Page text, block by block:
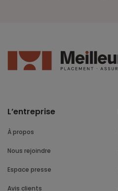
L’entreprise
À propos
Nous rejoindre
Espace presse
Avis clients